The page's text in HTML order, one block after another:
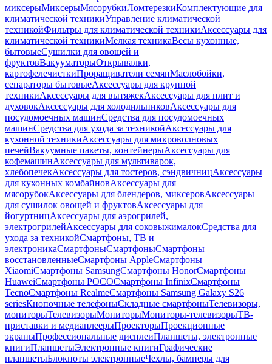
миксерыМиксерыМясорубкиЛомтерезкиКомплектующие для
климатической техникиУправление климатической
техникойФильтры для климатической техникиАксессуары для
климатической техникиМелкая техникаВесы кухонные,
бытовыеСушилки для овощей и
фруктовВакууматорыОткрывалки,
картофелечисткиПроращиватели семянМаслобойки,
сепараторы бытовыеАксессуары для крупной
техникиАксессуары для вытяжекАксессуары для плит и
духовокАксессуары для холодильниковАксессуары для
посудомоечных машинСредства для посудомоечных
машинСредства для ухода за техникойАксессуары для
кухонной техникиАксессуары для микроволновых
печейВакуумные пакеты, контейнерыАксессуары для
кофемашинАксессуары для мультиварок,
хлебопечекАксессуары для тостеров, сэндвичницАксессуары
для кухонных комбайновАксессуары для
мясорубокАксессуары для блендеров, миксеровАксессуары
для сушилок овощей и фруктовАксессуары для
йогуртницАксессуары для аэрогрилей,
электрогрилейАксессуары для соковыжималокСредства для
ухода за техникойСмартфоны, ТВ и
электроникаСмартфоныСмартфоныСмартфоны
восстановленныеСмартфоны AppleСмартфоны
XiaomiСмартфоны SamsungСмартфоны HonorСмартфоны
HuaweiСмартфоны POCOСмартфоны InfinixСмартфоны
TecnoСмартфоны RealmeСмартфоны Samsung Galaxy S26
seriesКнопочные телефоныСкладные смартфоныТелевизоры,
мониторыТелевизорыМониторыМониторы-телевизорыТВ-
приставки и медиаплеерыПроекторыПроекционные
экраныПрофессиональные дисплеиПланшеты, электронные
книгиПланшетыЭлектронные книгиГрафические
планшетыБлокноты электронныеЧехлы, бамперы для